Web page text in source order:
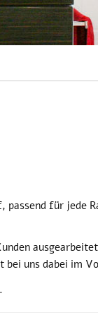
passend für jede
bei uns dabei im